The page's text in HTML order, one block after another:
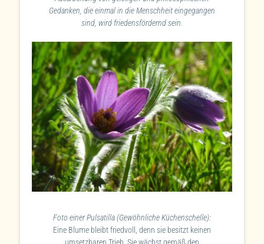
Gedanken, die einmal in die Menschheit eingegangen
sind, wird friedensfördernd sein.
Foto einer Pulsatilla (Gewöhnliche Küchenschelle):
Eine Blume bleibt friedvoll, denn sie besitzt keinen
umsetzbaren Trieb. Sie wächst gemäß den